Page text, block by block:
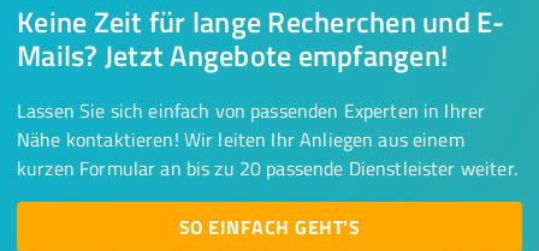
Keine Zeit für lange Recherchen und E-
Mails? Jetzt Angebote empfangen!
Lassen Sie sich einfach von passenden Experten in Ihrer
Nähe kontaktieren! Wir leiten Ihr Anliegen aus einem
kurzen Formular an bis zu 20 passende Dienstleister weiter.
SO EINFACH GEHT'S